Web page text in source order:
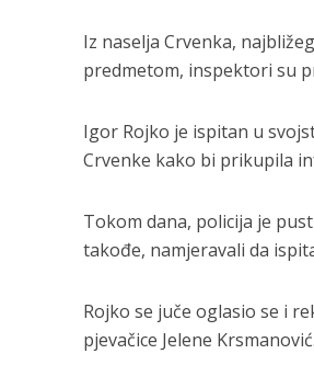
Iz naselja Crvenka,
predmetom, inspektori su
Igor Rojko je ispitan u
Crvenke kako bi prikupila
Tokom dana, policija je
takođe, namjeravali da
Rojko se juče oglasio se i
pjevačice Jelene Krsmanović.